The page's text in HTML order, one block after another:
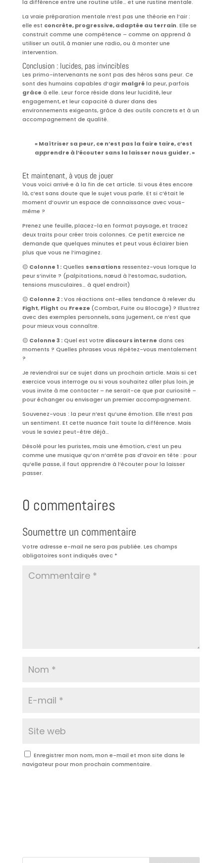
la différence entre une routine utile… et une rustine mentale.
La vraie préparation mentale n’est pas une théorie en l’air :
elle est concrète, progressive, adaptée au terrain. Elle se
construit comme une compétence – comme on apprend à
utiliser un outil, à manier une radio, ou à monter une
intervention.
Conclusion : lucides, pas invincibles
Les primo-intervenants ne sont pas des héros sans peur. Ce
sont des humains capables d’agir malgréla peur, parfois
grâce à elle. Leur force réside dans leur lucidité, leur
engagement, et leur capacité à durer dans des
environnements exigeants, grâce à des outils concrets et à un
accompagnement de qualité.
« Maîtriser sa peur, ce n’est pas la faire taire, c’est
apprendre à l’écouter sans la laisser nous guider. »
Et maintenant, à vous de jouer
Vous voici arrivé·e à la fin de cet article. Si vous êtes encore
là, c’est sans doute que le sujet vous parle. Et si c’était le
moment d’ouvrir un espace de connaissance avec vous-
même ?
Prenez une feuille, placez-la en format paysage, et tracez
deux traits pour créer trois colonnes. Ce petit exercice ne
demande que quelques minutes et peut vous éclairer bien
plus que vous ne l’imaginez.
🟡 Colonne 1 :Quelles sensations ressentez-vous lorsque la
peur s’invite ? (palpitations, nœud à l’estomac, sudation,
tensions musculaires… à quel endroit)
🟡 Colonne 2 :Vos réactions ont-elles tendance à relever du
Fight, Flight ou Freeze (Combat, Fuite ou Blocage) ? Illustrez
avec des exemples personnels, sans jugement, ce n’est que
pour mieux vous connaître.
🟡 Colonne 3 :Quel est votre discours interne dans ces
moments ? Quelles phrases vous répétez-vous mentalement
?
Je reviendrai sur ce sujet dans un prochain article. Mais si cet
exercice vous interroge ou si vous souhaitez aller plus loin, je
vous invite à me contacter – ne serait-ce que par curiosité –
pour échanger ou envisager un premier accompagnement.
Souvenez-vous : la peur n’est qu’une émotion. Elle n’est pas
un sentiment. Et cette nuance fait toute la différence. Mais
vous le saviez peut-être déjà…
Désolé pour les puristes, mais une émotion, c’est un peu
comme une musique qu’on n’arrête pas d’avoir en tête : pour
qu’elle passe, il faut apprendre à l’écouter pour la laisser
passer.
0 commentaires
Soumettre un commentaire
Votre adresse e-mail ne sera pas publiée. Les champs
obligatoires sont indiqués avec *
Enregistrer mon nom, mon e-mail et mon site dans le
navigateur pour mon prochain commentaire.